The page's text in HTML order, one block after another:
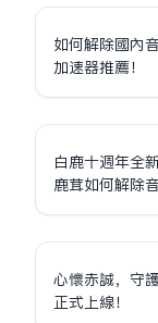
如何解除國內
加速器推薦！
白鹿十週年全
鹿茸如何解除
心懷赤誠，守
正式上線！